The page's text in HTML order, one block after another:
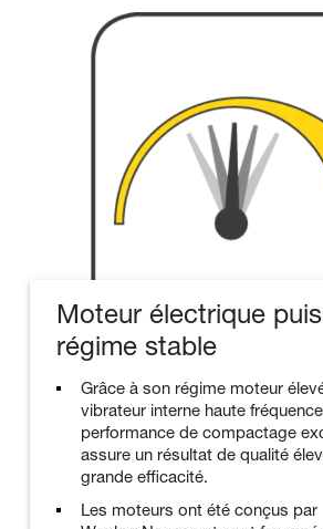
Moteur électrique
régime stable
Grâce à son régime moteur
vibrateur interne haute
performance de compactage
assure un résultat de qualité
grande efficacité.
Les moteurs ont été conçus par